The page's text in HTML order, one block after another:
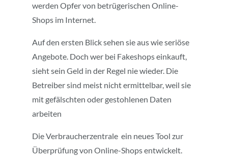
werden Opfer von betrügerischen Online-
Shops im Internet.
Auf den ersten Blick sehen sie aus wie seriöse
Angebote. Doch wer bei Fakeshops einkauft,
sieht sein Geld in der Regel nie wieder. Die
Betreiber sind meist nicht ermittelbar, weil sie
mit gefälschten oder gestohlenen Daten
arbeiten
Die Verbraucherzentrale ein neues Tool zur
Überprüfung von Online-Shops entwickelt.